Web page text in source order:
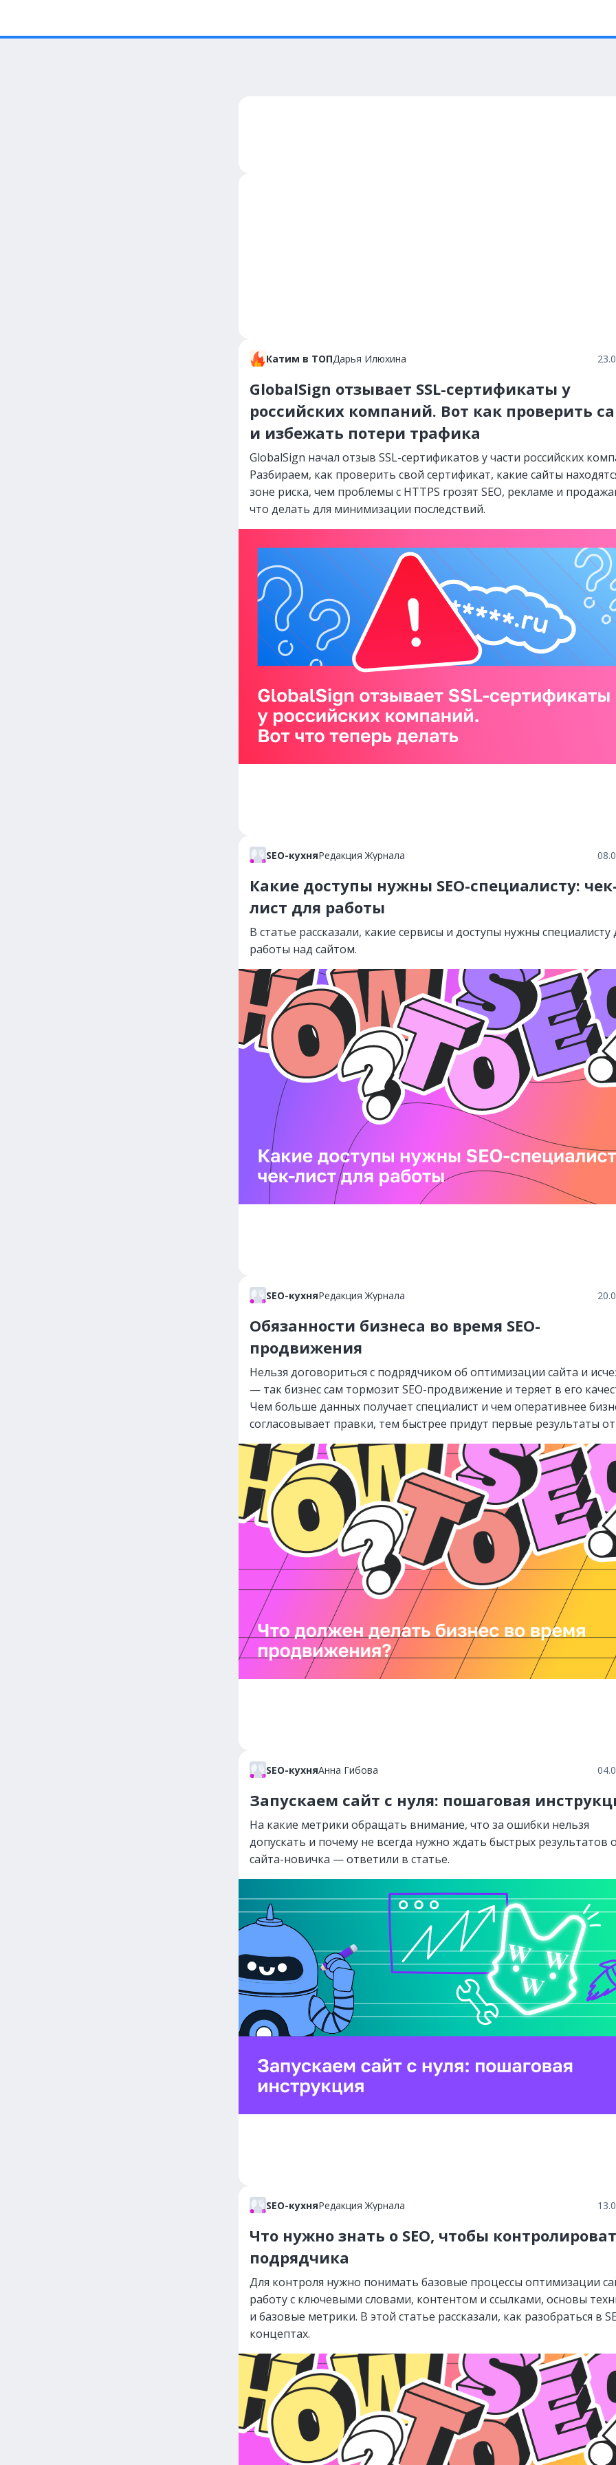
Катим в ТОПДарья Илюхина
GlobalSign отзывает SSL-сертификаты у
российских компаний. Вот как проверить
и избежать потери трафика
GlobalSign начал отзыв SSL-сертификатов у части российских
Разбираем, как проверить свой сертификат, какие сайты
зоне риска, чем проблемы с HTTPS грозят SEO, рекламе и
что делать для минимизации последствий.
SEO-кухняРедакция Журнала
Какие доступы нужны SEO-специалисту:
лист для работы
В статье рассказали, какие сервисы и доступы нужны специалисту
работы над сайтом.
SEO-кухняРедакция Журнала
Обязанности бизнеса во время SEO-
продвижения
Нельзя договориться с подрядчиком об оптимизации сайта и
— так бизнес сам тормозит SEO-продвижение и теряет в его
Чем больше данных получает специалист и чем оперативнее
согласовывает правки, тем быстрее придут первые результаты от
SEO-кухняАнна Гибова
Запускаем сайт с нуля: пошаговая
На какие метрики обращать внимание, что за ошибки нельзя
допускать и почему не всегда нужно ждать быстрых результатов
сайта-новичка — ответили в статье.
SEO-кухняРедакция Журнала
Что нужно знать о SEO, чтобы
подрядчика
Для контроля нужно понимать базовые процессы оптимизации
работу с ключевыми словами, контентом и ссылками, основы
и базовые метрики. В этой статье рассказали, как разобраться в
концептах.